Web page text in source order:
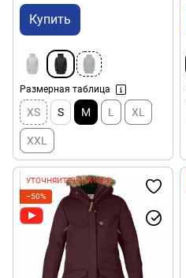
Купить
Размерная таблица
XS S M L XL
XXL
УТОЧНЯЙТЕ НАЛИЧИЕ
−50%